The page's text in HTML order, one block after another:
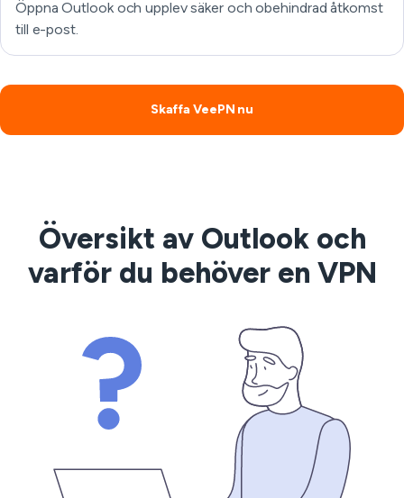
Öppna Outlook och upplev säker och obehindrad åtkomst
till e-post.
Skaffa VeePN nu
Översikt av Outlook och
varför du behöver en VPN